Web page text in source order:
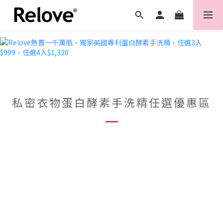
私密衣物蛋白酵素手洗精任選優惠區